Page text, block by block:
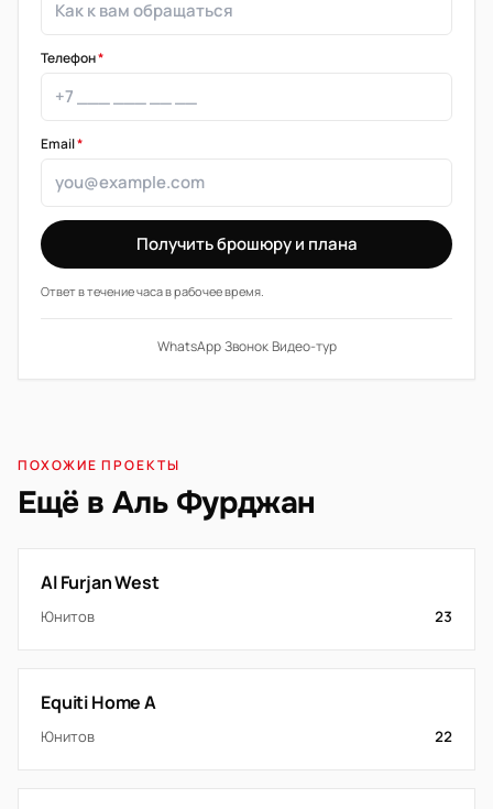
Телефон*
Email*
Получить брошюру и плана
Ответ в течение часа в рабочее время.
WhatsApp·Звонок·Видео-тур
ПОХОЖИЕ ПРОЕКТЫ
Ещё в Аль Фурджан
Al Furjan West
Юнитов 23
Equiti Home A
Юнитов 22